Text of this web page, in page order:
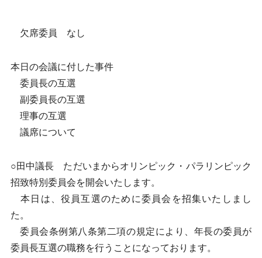
欠席委員 なし
本日の会議に付した事件
委員長の互選
副委員長の互選
理事の互選
議席について
○田中議長 ただいまからオリンピック・パラリンピック
招致特別委員会を開会いたします。
本日は、役員互選のために委員会を招集いたしまし
た。
委員会条例第八条第二項の規定により、年長の委員が
委員長互選の職務を行うことになっております。